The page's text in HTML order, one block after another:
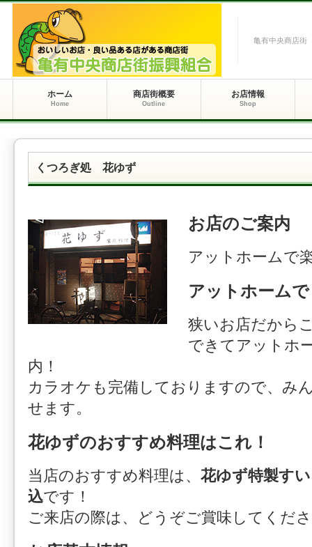
亀有中央商店街
ホーム
Home
商店街概要
Outline
お店情報
Shop
くつろぎ処 花ゆず
お店のご案内
アットホームで
アットホーム
狭いお店だから
できてアットホ
内！
カラオケも完備しておりますので、み
せます。
花ゆずのおすすめ料理はこれ！
当店のおすすめ料理は、 花ゆず特製す
込です！
ご来店の際は、どうぞご賞味してくだ